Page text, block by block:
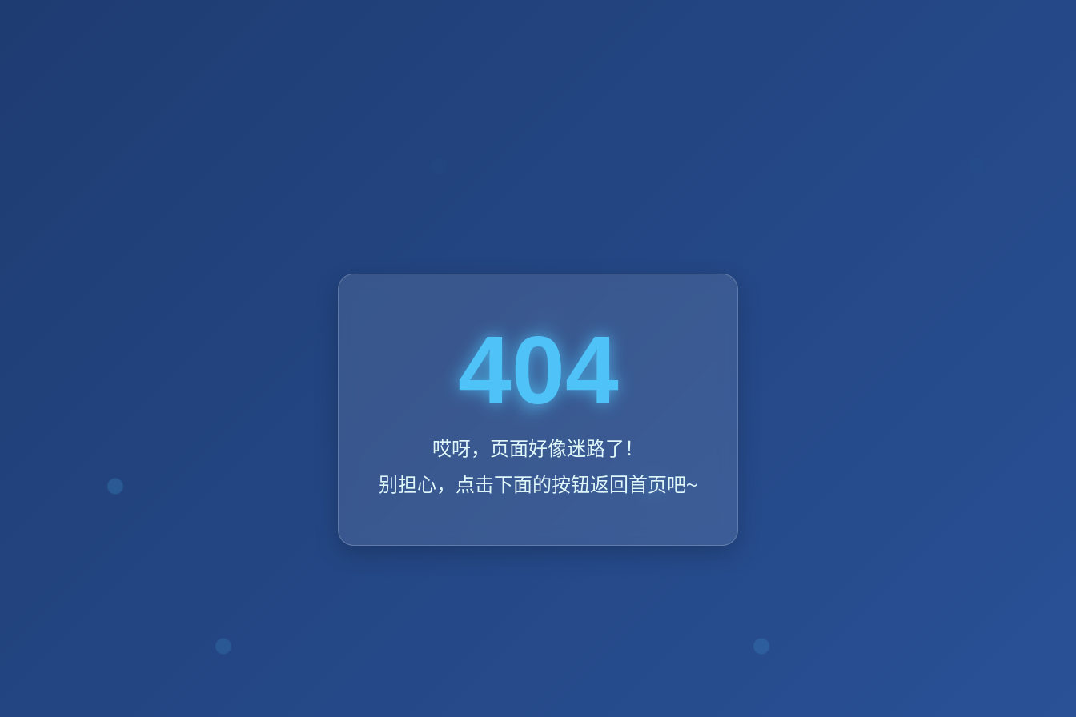
404
哎呀，页面好像迷路了！
别担心，点击下面的按钮返回首页吧~